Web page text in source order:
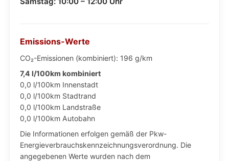
Emissions-Werte
CO₂-Emissionen (kombiniert): 196 g/km
7,4 l/100km kombiniert
0,0 l/100km Innenstadt
0,0 l/100km Stadtrand
0,0 l/100km Landstraße
0,0 l/100km Autobahn
Die Informationen erfolgen gemäß der Pkw-
Energieverbrauchskennzeichnungsverordnung. Die
angegebenen Werte wurden nach dem